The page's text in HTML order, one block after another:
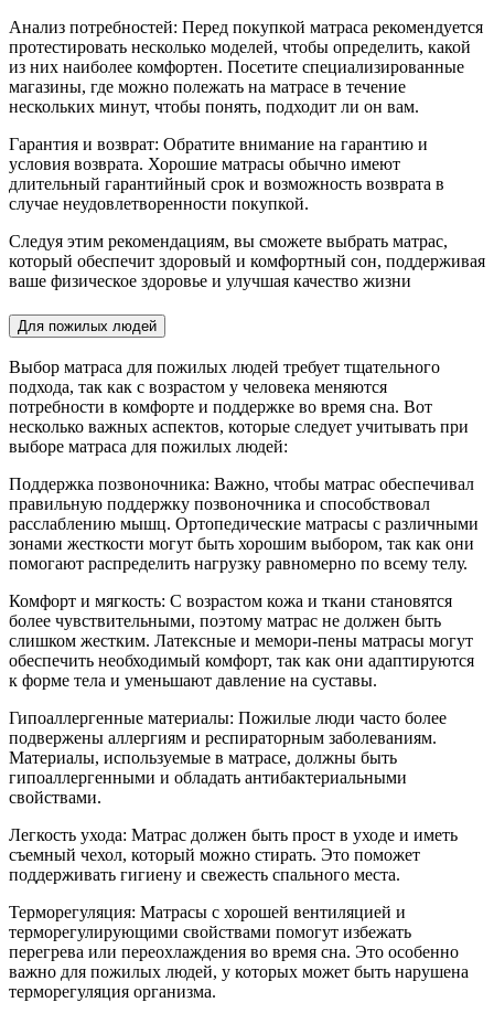
Анализ потребностей: Перед покупкой матраса рекомендуется
протестировать несколько моделей, чтобы определить, какой
из них наиболее комфортен. Посетите специализированные
магазины, где можно полежать на матрасе в течение
нескольких минут, чтобы понять, подходит ли он вам.
Гарантия и возврат: Обратите внимание на гарантию и
условия возврата. Хорошие матрасы обычно имеют
длительный гарантийный срок и возможность возврата в
случае неудовлетворенности покупкой.
Следуя этим рекомендациям, вы сможете выбрать матрас,
который обеспечит здоровый и комфортный сон, поддерживая
ваше физическое здоровье и улучшая качество жизни
Для пожилых людей
Выбор матраса для пожилых людей требует тщательного
подхода, так как с возрастом у человека меняются
потребности в комфорте и поддержке во время сна. Вот
несколько важных аспектов, которые следует учитывать при
выборе матраса для пожилых людей:
Поддержка позвоночника: Важно, чтобы матрас обеспечивал
правильную поддержку позвоночника и способствовал
расслаблению мышц. Ортопедические матрасы с различными
зонами жесткости могут быть хорошим выбором, так как они
помогают распределить нагрузку равномерно по всему телу.
Комфорт и мягкость: С возрастом кожа и ткани становятся
более чувствительными, поэтому матрас не должен быть
слишком жестким. Латексные и мемори-пены матрасы могут
обеспечить необходимый комфорт, так как они адаптируются
к форме тела и уменьшают давление на суставы.
Гипоаллергенные материалы: Пожилые люди часто более
подвержены аллергиям и респираторным заболеваниям.
Материалы, используемые в матрасе, должны быть
гипоаллергенными и обладать антибактериальными
свойствами.
Легкость ухода: Матрас должен быть прост в уходе и иметь
съемный чехол, который можно стирать. Это поможет
поддерживать гигиену и свежесть спального места.
Терморегуляция: Матрасы с хорошей вентиляцией и
терморегулирующими свойствами помогут избежать
перегрева или переохлаждения во время сна. Это особенно
важно для пожилых людей, у которых может быть нарушена
терморегуляция организма.